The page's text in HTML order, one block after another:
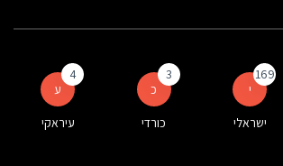
י
169
ישראלי
כ
3
כורדי
ע
4
עיראקי